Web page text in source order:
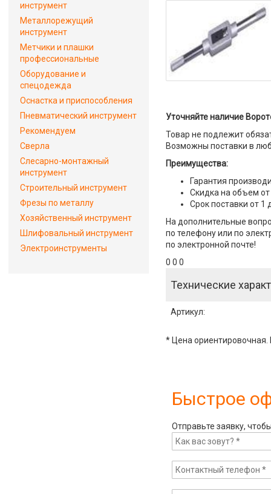
Уточняйте наличие
Товар не подлежит
Возможны поставки в
Преимущества:
Гарантия
Скидка на объем от
Срок поставки от 1
На дополнительные
по телефону или по
по электронной почте!
0 0 0
Технические
Артикул:
* Цена ориентировочная.
Быстрое
Отправьте заявку,
инструмент
Металлорежущий
инструмент
Метчики и плашки
профессиональные
Оборудование и
спецодежда
Оснастка и приспособления
Пневматический инструмент
Рекомендуем
Сверла
Слесарно-монтажный
инструмент
Строительный инструмент
Фрезы по металлу
Хозяйственный инструмент
Шлифовальный инструмент
Электроинструменты